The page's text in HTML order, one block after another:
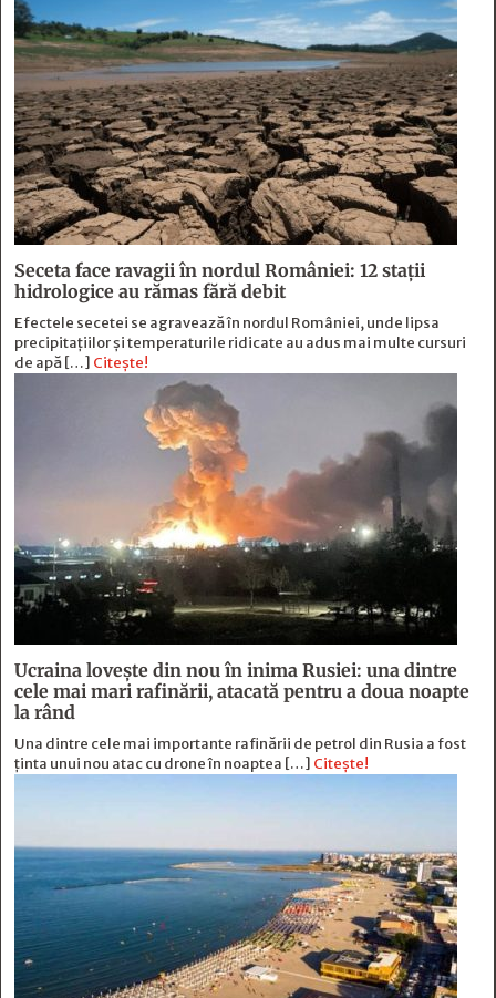
Seceta face ravagii în nordul României: 12 stații
hidrologice au rămas fără debit
Efectele secetei se agravează în nordul României, unde lipsa
precipitațiilor și temperaturile ridicate au adus mai multe cursuri
de apă […] Citește!
Ucraina lovește din nou în inima Rusiei: una dintre
cele mai mari rafinării, atacată pentru a doua noapte
la rând
Una dintre cele mai importante rafinării de petrol din Rusia a fost
ținta unui nou atac cu drone în noaptea […] Citește!